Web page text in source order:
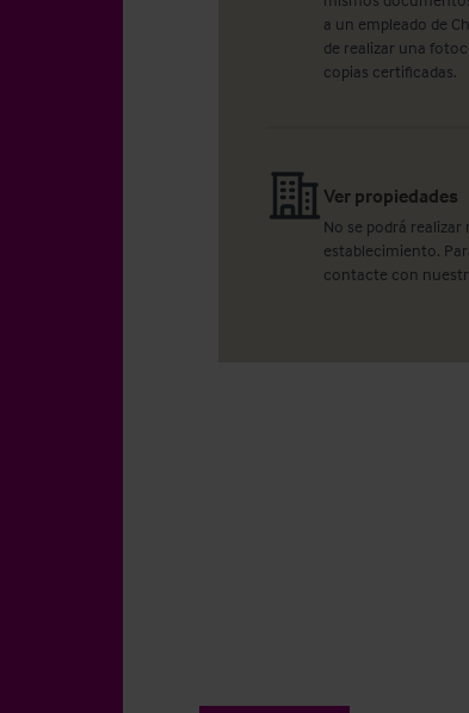
a un empleado de
de realizar una
copias certificadas.
Ver propiedades
No se podrá
establecimiento.
contacte con